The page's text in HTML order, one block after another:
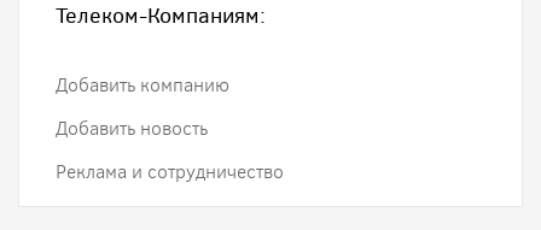
Телеком-Компаниям:
Добавить компанию
Добавить новость
Реклама и сотрудничество